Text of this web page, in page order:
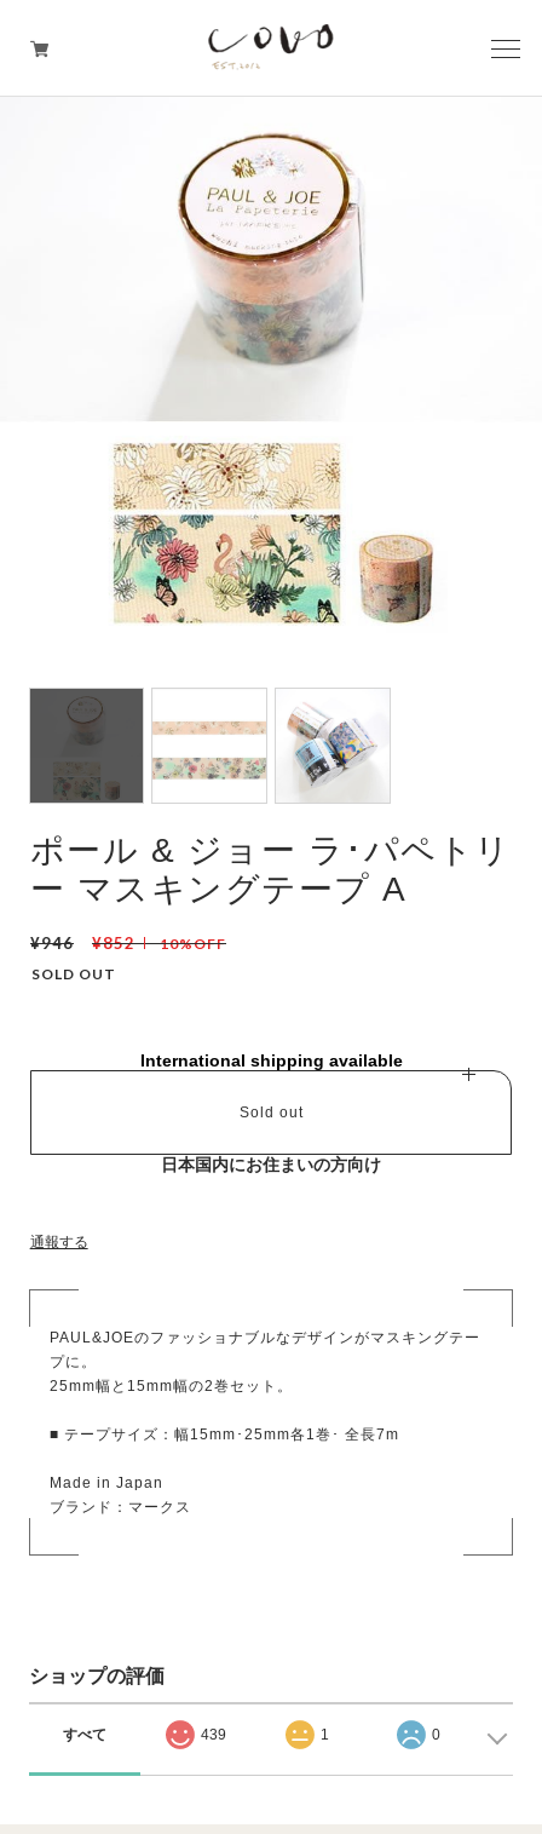
台所の道具
机周りの道具
TRAVELER'S notebook
covo design
その他の暮らしの道具
ガレージセール
ポール & ジョー ラ･パペトリ
ー マスキングテープ A
¥946 ¥852
10%OFF
SOLD OUT
International shipping available
Sold out
日本国内にお住まいの方向け
通報する
PAUL&JOEのファッショナブルなデザインがマスキングテー
プに。
25mm幅と15mm幅の2巻セット。
■ テープサイズ：幅15mm･25mm各1巻･ 全長7m
Made in Japan
ブランド：マークス
ショップの評価
すべて 439 1 0